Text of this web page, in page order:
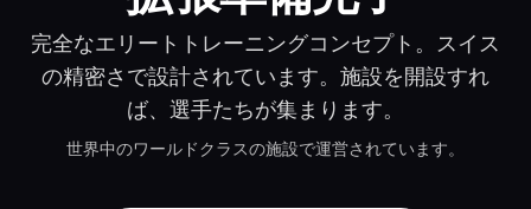
完全なエリートトレーニングコンセプト。スイス
の精密さで設計されています。施設を開設すれ
ば、選手たちが集まります。
世界中のワールドクラスの施設で運営されています。